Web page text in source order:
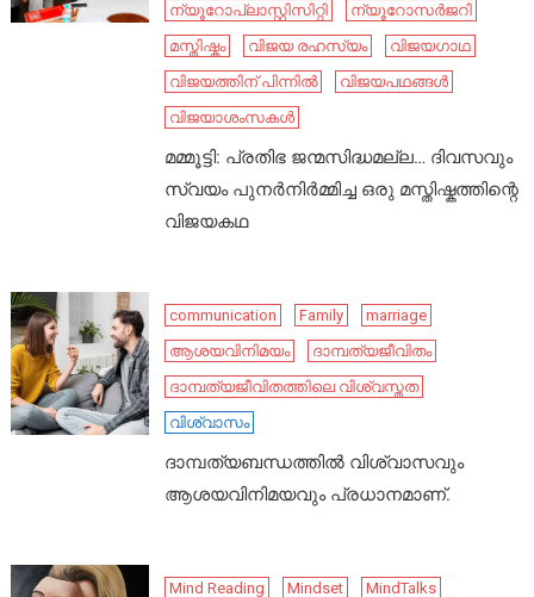
ന്യൂറോപ്ലാസ്റ്റിസിറ്റി
ന്യൂറോസർജറി
മസ്തിഷ്കം
വിജയ രഹസ്യം
വിജയഗാഥ
വിജയത്തിന് പിന്നിൽ
വിജയപഥങ്ങൾ
വിജയാശംസകൾ
മമ്മൂട്ടി: പ്രതിഭ ജന്മസിദ്ധമല്ല… ദിവസവും
സ്വയം പുനർനിർമ്മിച്ച ഒരു മസ്തിഷ്കത്തിന്റെ
വിജയകഥ
communication Family
marriage
ആശയവിനിമയം
ദാമ്പത്യജീവിതം
ദാമ്പത്യജീവിതത്തിലെ വിശ്വസ്തത
വിശ്വാസം
ദാമ്പത്യബന്ധത്തിൽ വിശ്വാസവും
ആശയവിനിമയവും പ്രധാനമാണ്.
Mind Reading Mindset
MindTalks